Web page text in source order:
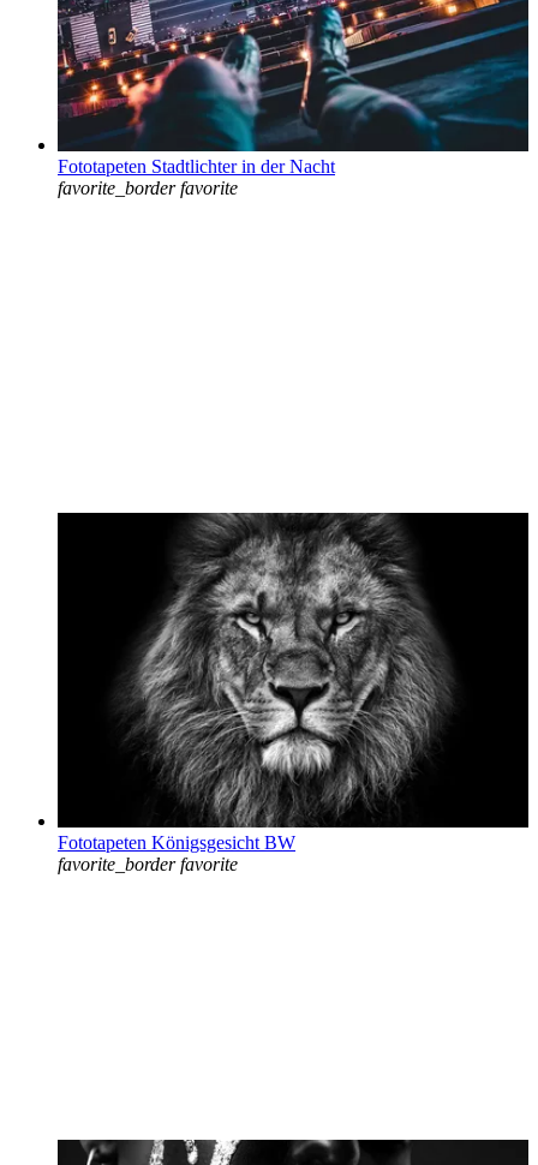
Fototapeten Stadtlichter in der Nacht
favorite_border favorite
Fototapeten Königsgesicht BW
favorite_border favorite